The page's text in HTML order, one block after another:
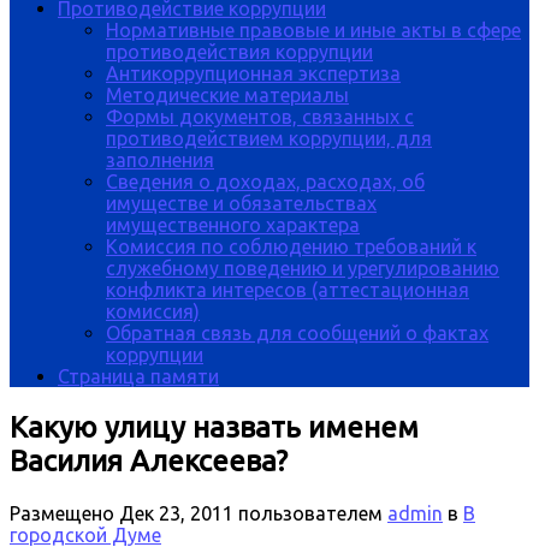
Противодействие коррупции
Нормативные правовые и иные акты в сфере
противодействия коррупции
Антикоррупционная экспертиза
Методические материалы
Формы документов, связанных с
противодействием коррупции, для
заполнения
Сведения о доходах, расходах, об
имуществе и обязательствах
имущественного характера
Комиссия по соблюдению требований к
служебному поведению и урегулированию
конфликта интересов (аттестационная
комиссия)
Обратная связь для сообщений о фактах
коррупции
Страница памяти
Какую улицу назвать именем
Василия Алексеева?
Размещено Дек 23, 2011 пользователем admin в В
городской Думе